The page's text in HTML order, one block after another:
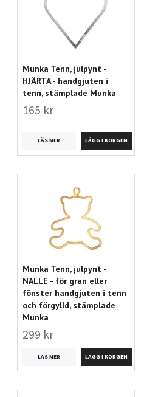
Munka Tenn, julpynt -
HJÄRTA - handgjuten i
tenn, stämplade Munka
165 kr
LÄS MER
Munka Tenn, julpynt -
NALLE - för gran eller
fönster handgjuten i tenn
och förgylld, stämplade
Munka
299 kr
LÄS MER